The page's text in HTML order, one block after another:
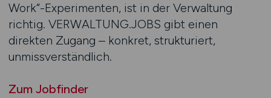
Work“-Experimenten, ist in der Verwaltung
richtig. VERWALTUNG.JOBS gibt einen
direkten Zugang – konkret, strukturiert,
unmissverständlich.
Zum Jobfinder